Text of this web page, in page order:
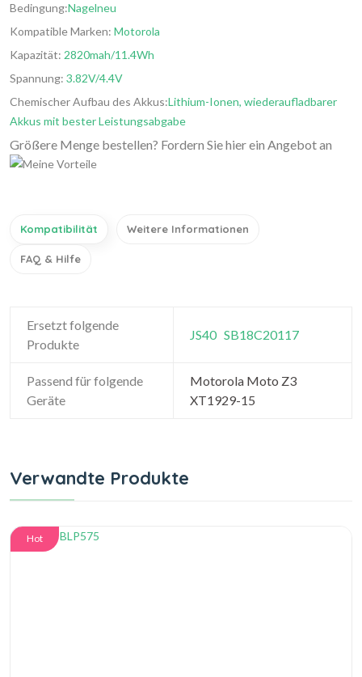
Bedingung:Nagelneu
Kompatible Marken: Motorola
Kapazität: 2820mah/11.4Wh
Spannung: 3.82V/4.4V
Chemischer Aufbau des Akkus:Lithium-Ionen, wiederaufladbarer
Akkus mit bester Leistungsabgabe
Größere Menge bestellen? Fordern Sie hier ein Angebot an
Kompatibilität Weitere Informationen
FAQ & Hilfe
Ersetzt folgende
Produkte
JS40 SB18C20117
Passend für folgende
Geräte
Motorola Moto Z3
XT1929-15
Verwandte Produkte
Hot